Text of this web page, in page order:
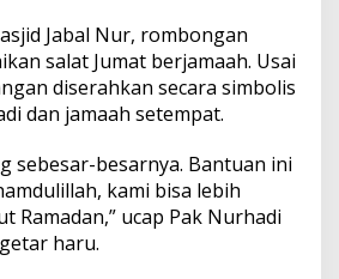
Jabal Nur, rombongan
salat Jumat berjamaah. Usai
diserahkan secara simbolis
dan jamaah setempat.
sebesar-besarnya. Bantuan ini
kami bisa lebih
Ramadan,” ucap Pak Nurhadi
haru.